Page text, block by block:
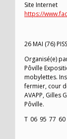
Site Internet
https://
26 MAI (76)
Organisé(e)
Pôville
mobylettes.
fermier, cour
AVAPP, Gilles
Pôville.
T 06 95 77 60